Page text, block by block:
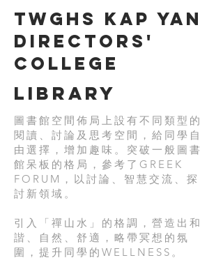
TWGHs Kap Yan
Directors'
College
Library
圖書館空間佈局上設有不同類型的
閱讀、討論及思考空間，給同學自
由選擇，增加趣味。突破一般圖書
館呆板的格局，參考了GREEK
FORUM，以討論、智慧交流、探
討新領域。
引入「禪山水」的格調，營造出和
諧、自然、舒適，略帶冥想的氛
圍，提升同學的WELLNESS。